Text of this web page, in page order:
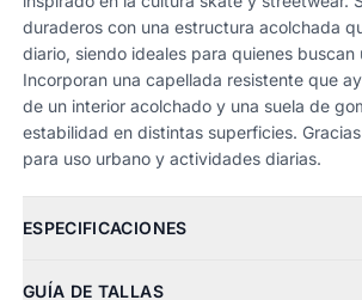
duraderos con una estructura acolchada
diario, siendo ideales para quienes
Incorporan una capellada resistente que
de un interior acolchado y una suela de
estabilidad en distintas superficies.
para uso urbano y actividades diarias.
ESPECIFICACIONES
GUÍA DE TALLAS